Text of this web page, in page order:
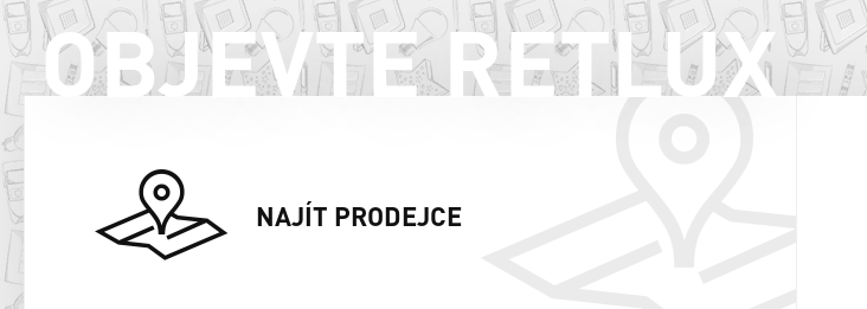
OBJEVTE RETLUX
NAJÍT PRODEJCE